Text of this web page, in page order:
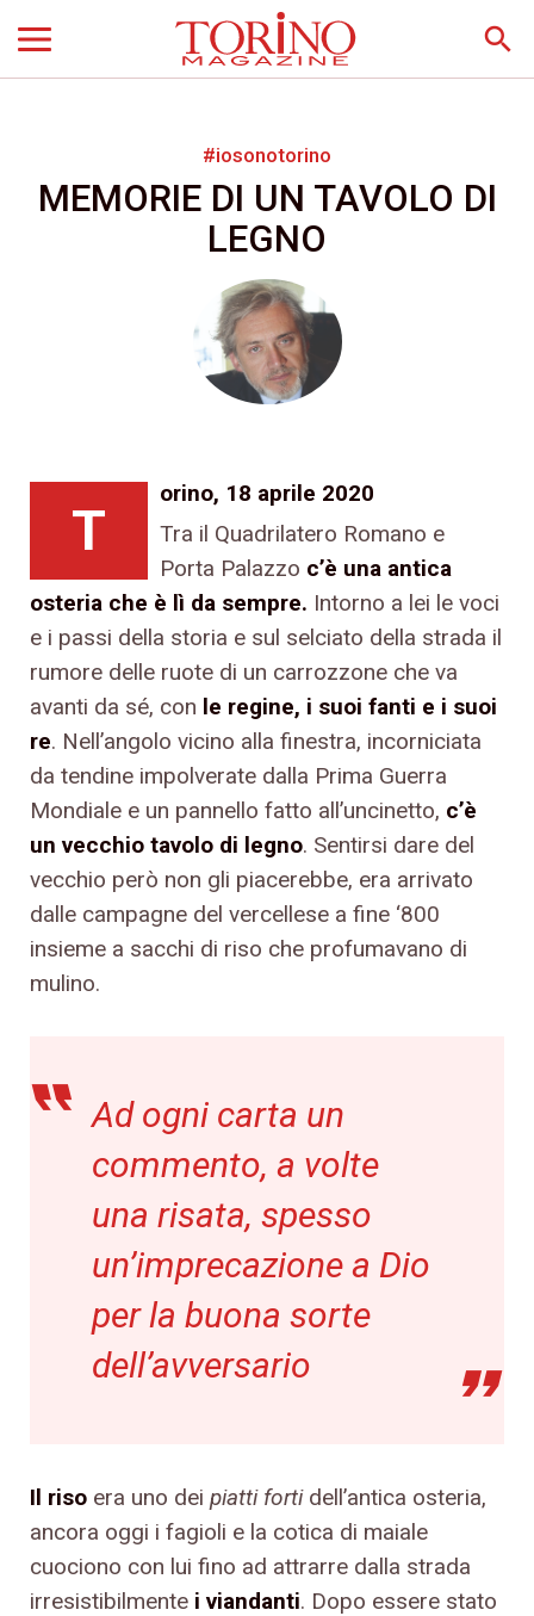
search
#iosonotorino
MEMORIE DI UN TAVOLO DI
LEGNO
T
orino, 18 aprile 2020
Tra il Quadrilatero Romano e
Porta Palazzo c’è una antica
osteria che è lì da sempre. Intorno a lei le voci
e i passi della storia e sul selciato della strada il
rumore delle ruote di un carrozzone che va
avanti da sé, con le regine, i suoi fanti e i suoi
re. Nell’angolo vicino alla finestra, incorniciata
da tendine impolverate dalla Prima Guerra
Mondiale e un pannello fatto all’uncinetto, c’è
un vecchio tavolo di legno. Sentirsi dare del
vecchio però non gli piacerebbe, era arrivato
dalle campagne del vercellese a fine ‘800
insieme a sacchi di riso che profumavano di
mulino.
Ad ogni carta un
commento, a volte
una risata, spesso
un’imprecazione a Dio
per la buona sorte
dell’avversario
Il riso era uno dei piatti fortidell’antica osteria,
ancora oggi i fagioli e la cotica di maiale
cuociono con lui fino ad attrarre dalla strada
irresistibilmente i viandanti. Dopo essere stato